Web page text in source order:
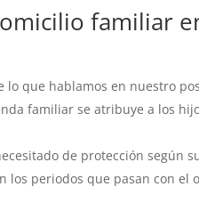
familiar
lo que hablamos en nuestro
familiar se atribuye a los
de protección según
los periodos que pasan con el